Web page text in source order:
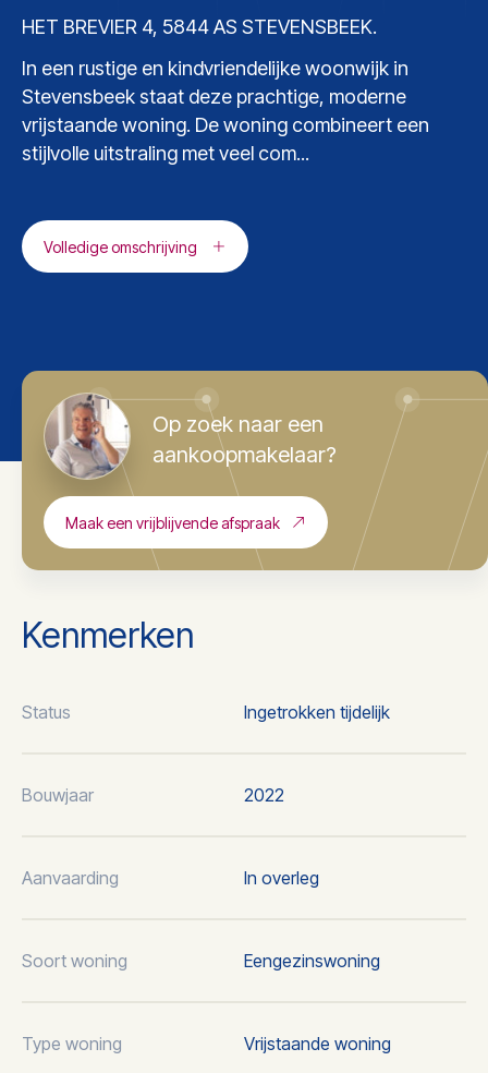
HET BREVIER 4, 5844 AS STEVENSBEEK.
In een rustige en kindvriendelijke woonwijk in
Stevensbeek staat deze prachtige, moderne
vrijstaande woning. De woning combineert een
stijlvolle uitstraling met veel com...
Volledige omschrijving
Op zoek naar een
aankoopmakelaar?
Maak een vrijblijvende afspraak
Kenmerken
Status Ingetrokken tijdelijk
Bouwjaar 2022
Aanvaarding In overleg
Soort woning Eengezinswoning
Type woning Vrijstaande woning